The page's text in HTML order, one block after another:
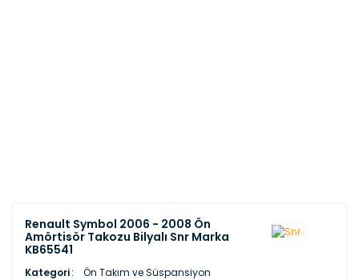
Renault Symbol 2006 - 2008 Ön
Amörtisör Takozu Bilyalı Snr Marka
KB65541
Kategori
Ön Takım ve Süspansiyon